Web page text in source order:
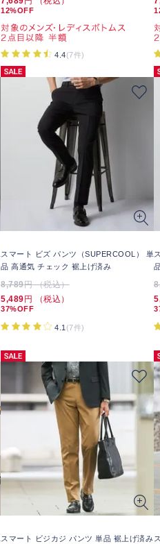
12%OFF
4.4(7件)
スマート ビズ パンツ（SUPERCOOL） 単
品 高通気 チェック 裾上げ済み
8,789円 （税込）
5,489 円 （税込）
37%OFF
4.1 (7件)
スマート ビジカジ パンツ 単品 裾上げ済み